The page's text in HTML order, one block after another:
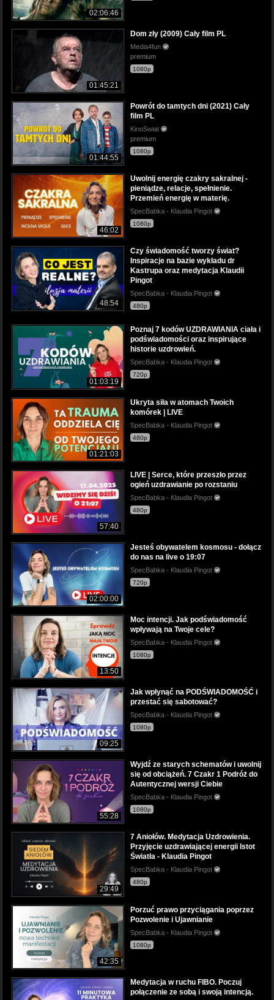
02:06:46
01:45:21
Dom zły (2009) Cały film PL
Media4fun
premium
1080p
01:44:55
Powrót do tamtych dni (2021) Cały
film PL
KinoSwiat
premium
1080p
46:02
Uwolnij energię czakry sakralnej -
pieniądze, relacje, spełnienie.
Przemień energię w materię.
SpecBabka - Klaudia Pingot
1080p
48:54
Czy świadomość tworzy świat?
Inspiracje na bazie wykładu dr
Kastrupa oraz medytacja Klaudii
Pingot
SpecBabka - Klaudia Pingot
480p
01:03:19
Poznaj 7 kodów UZDRAWIANIA ciała i
podświadomości oraz inspirujące
historie uzdrowień.
SpecBabka - Klaudia Pingot
720p
01:21:03
Ukryta siła w atomach Twoich
komórek | LIVE
SpecBabka - Klaudia Pingot
480p
57:40
LIVE | Serce, które przeszło przez
ogień uzdrawianie po rozstaniu
SpecBabka - Klaudia Pingot
480p
02:00:00
Jesteś obywatelem kosmosu - dołącz
do nas na live o 19:07
SpecBabka - Klaudia Pingot
720p
13:50
Moc intencji. Jak podświadomość
wpływają na Twoje cele?
SpecBabka - Klaudia Pingot
1080p
09:25
Jak wpłynąć na PODŚWIADOMOŚĆ i
przestać się sabotować?
SpecBabka - Klaudia Pingot
1080p
55:28
Wyjdź ze starych schematów i uwolnij
się od obciążeń. 7 Czakr 1 Podróż do
Autentycznej wersji Ciebie
SpecBabka - Klaudia Pingot
1080p
29:49
7 Aniołów. Medytacja Uzdrowienia.
Przyjęcie uzdrawiającej energii Istot
Światła - Klaudia Pingot
SpecBabka - Klaudia Pingot
480p
42:35
Porzuć prawo przyciągania poprzez
Pozwolenie i Ujawnianie
SpecBabka - Klaudia Pingot
1080p
Medytacja w ruchu FIBO. Poczuj
połączenie ze sobą i swoją intencją.